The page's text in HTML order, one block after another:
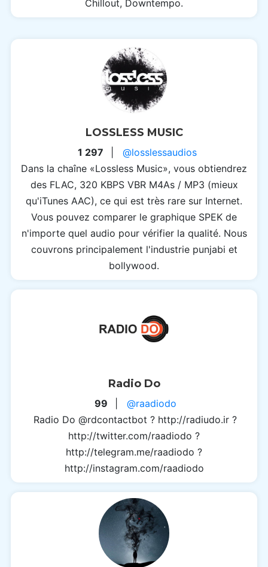
Chillout, Downtempo.
LOSSLESS MUSIC
1 297
@losslessaudios
Dans la chaîne «Lossless Music», vous obtiendrez
des FLAC, 320 KBPS VBR M4As / MP3 (mieux
qu'iTunes AAC), ce qui est très rare sur Internet.
Vous pouvez comparer le graphique SPEK de
n'importe quel audio pour vérifier la qualité. Nous
couvrons principalement l'industrie punjabi et
bollywood.
Radio Do
99
@raadiodo
Radio Do @rdcontactbot ? http://radiudo.ir ?
http://twitter.com/raadiodo ?
http://telegram.me/raadiodo ?
http://instagram.com/raadiodo